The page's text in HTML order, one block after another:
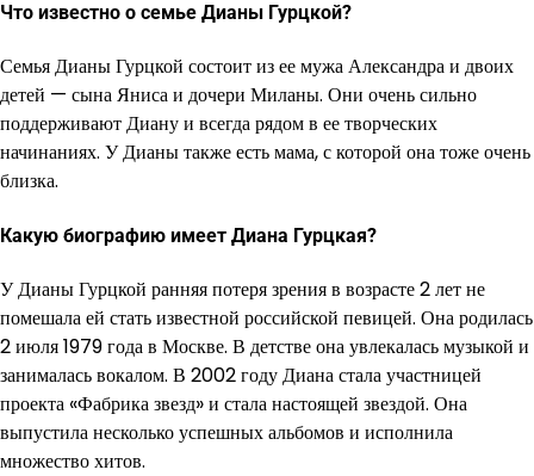
Что известно о семье Дианы Гурцкой?
Семья Дианы Гурцкой состоит из ее мужа Александра и двоих
детей — сына Яниса и дочери Миланы. Они очень сильно
поддерживают Диану и всегда рядом в ее творческих
начинаниях. У Дианы также есть мама, с которой она тоже очень
близка.
Какую биографию имеет Диана Гурцкая?
У Дианы Гурцкой ранняя потеря зрения в возрасте 2 лет не
помешала ей стать известной российской певицей. Она родилась
2 июля 1979 года в Москве. В детстве она увлекалась музыкой и
занималась вокалом. В 2002 году Диана стала участницей
проекта «Фабрика звезд» и стала настоящей звездой. Она
выпустила несколько успешных альбомов и исполнила
множество хитов.